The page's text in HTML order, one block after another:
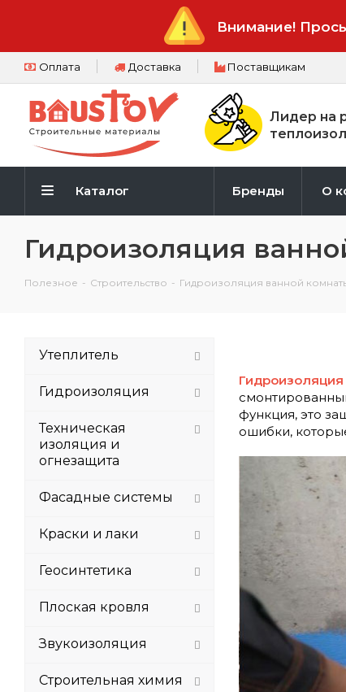
Внимание!
Оплата Доставка Поставщикам
Лидер на
Каталог Бренды О
Гидроизоляция
Полезное - Строительство - Гидроизоляция ванной
функция, это
ошибки,
Утеплитель
Гидроизоляция
Техническая
изоляция и
огнезащита
Фасадные системы
Краски и лаки
Геосинтетика
Плоская кровля
Звукоизоляция
Строительная химия